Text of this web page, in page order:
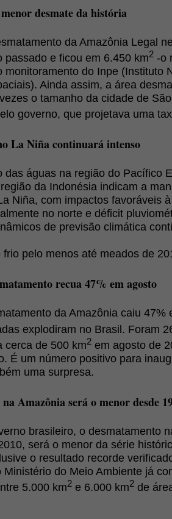
desmate da história
da Amazônia Legal
passado e ficou em 6.450 km2 -o
monitoramento do Inpe (Instituto
Ainda assim, a área
o tamanho da cidade de
governo, que projetava uma
La Niña continuará intenso
das águas na região do Pacífico
da Indonésia indicam a
Niña, com impactos favoráveis
no norte e déficit
de previsão climática
pelo menos até meados de
recua 47% em agosto
da Amazônia caiu 47%
explodiram no Brasil. Foram
cerca de 500 km2 em agosto de
É um número positivo para
uma surpresa.
Amazônia será o menor desde
brasileiro, o desmatamento
será o menor da série
o resultado recorde
Ministério do Meio Ambiente já
5.000 km2 e 6.000 km2 de